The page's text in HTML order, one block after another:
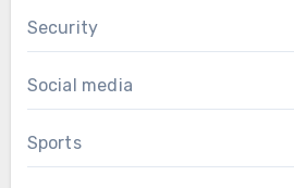
Security
Social media
Sports